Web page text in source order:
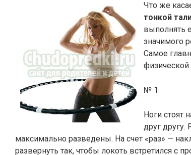
Что же
тонкой
выполнять
значимого
Самое
физической
№ 1
Ноги стоят
друг другу.
максимально разведены. На счет «раз» —
развернуть так, чтобы локоть встретился с